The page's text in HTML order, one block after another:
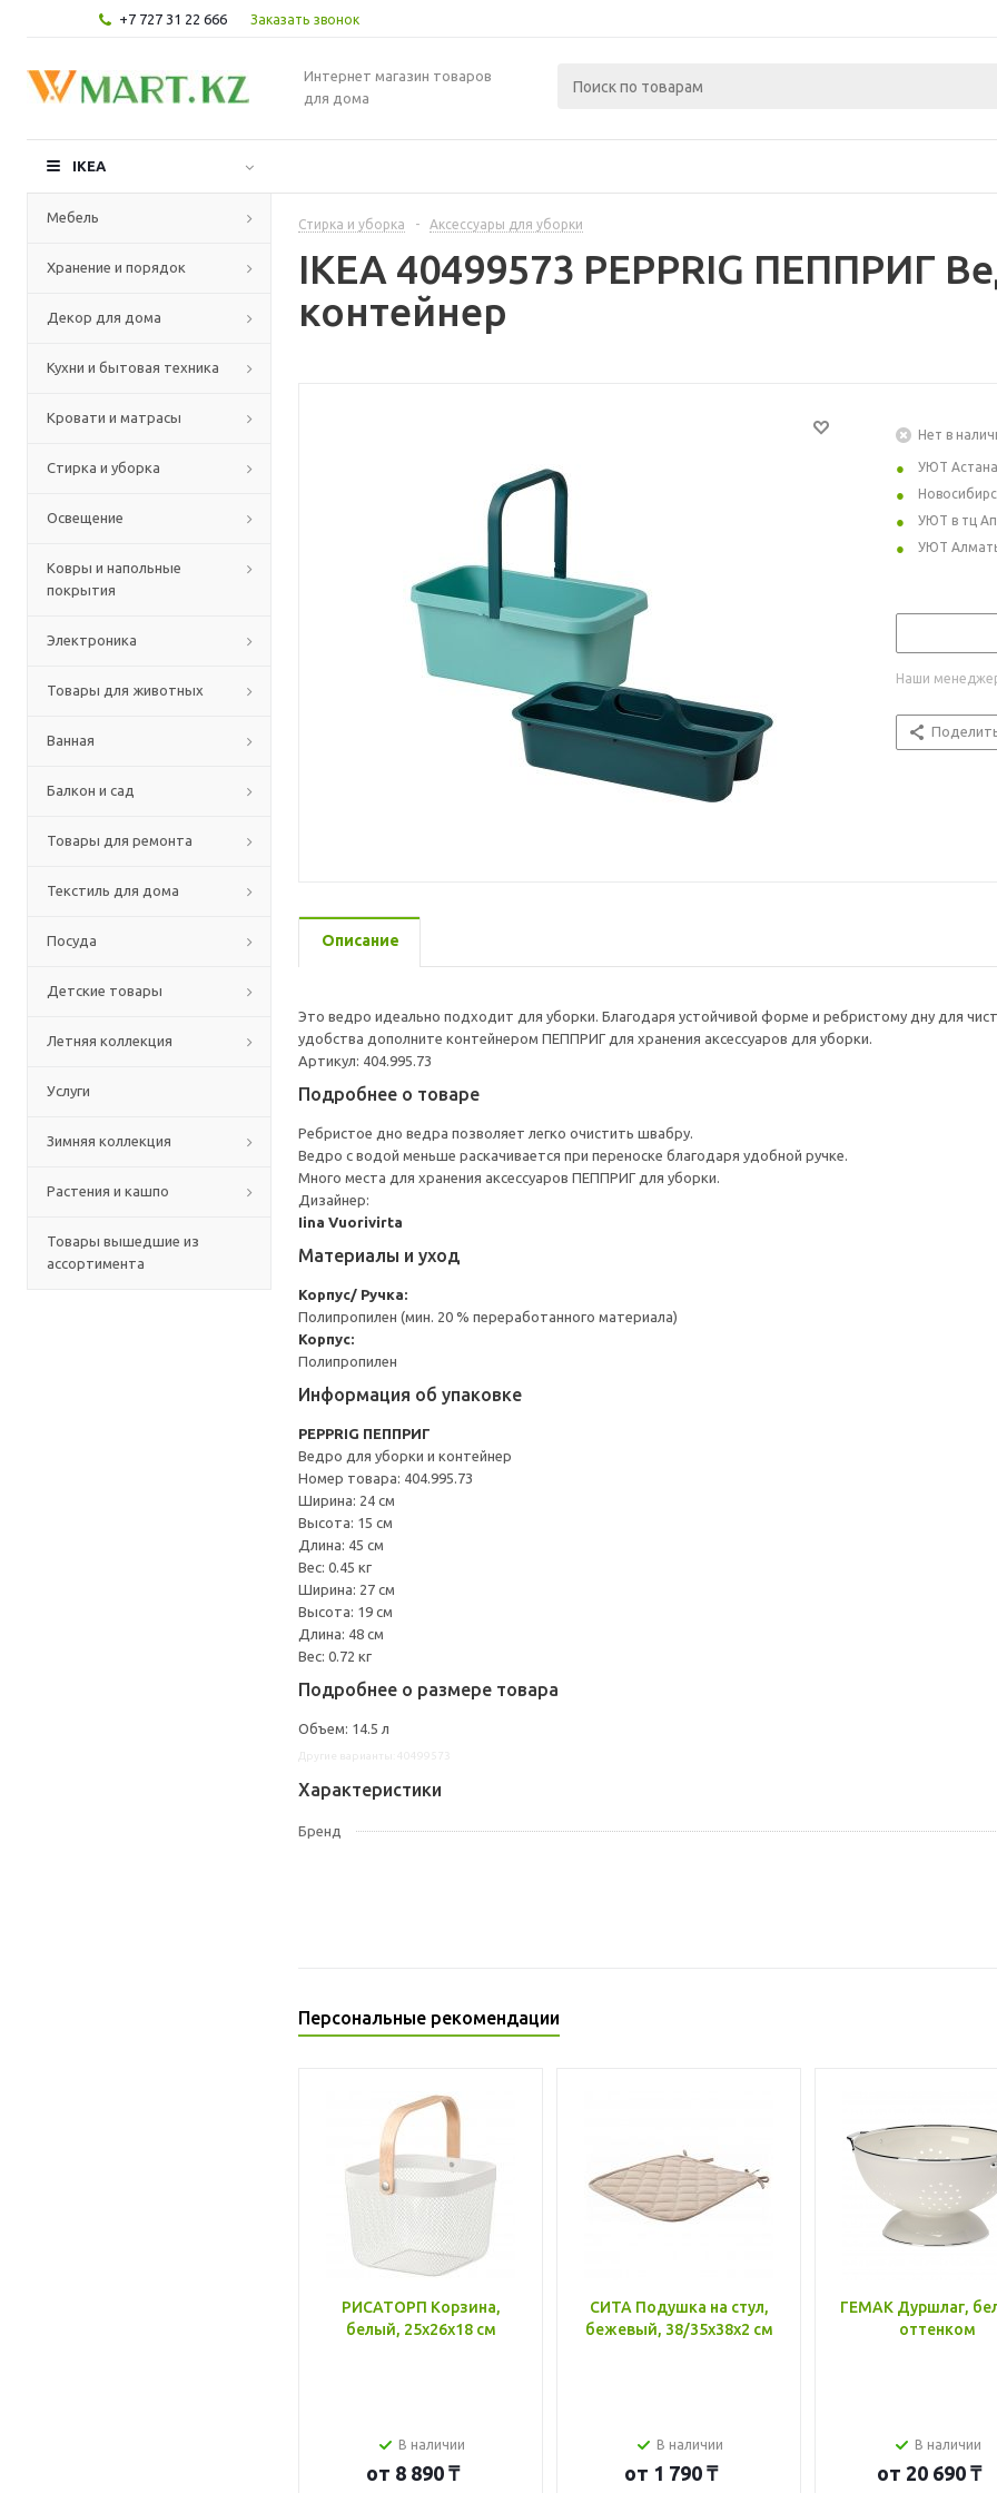
+7 727 31 22 666 Заказать звонок
Интернет магазин товаров
для дома
IKEA
Мебель
Хранение и порядок
Декор для дома
Кухни и бытовая техника
Кровати и матрасы
Стирка и уборка
Освещение
Ковры и напольные
покрытия
Электроника
Товары для животных
Ванная
Балкон и сад
Товары для ремонта
Текстиль для дома
Посуда
Детские товары
Летняя коллекция
Услуги
Зимняя коллекция
Растения и кашпо
Товары вышедшие из
ассортимента
Стирка и уборка - Аксессуары для уборки
IKEA 40499573 PEPPRIG ПЕППРИГ
контейнер
Нет в
УЮТ Астана
УЮТ в тц
УЮТ
Наши
Описание
Это ведро идеально подходит для уборки. Благодаря устойчивой форме и ребристому дну для
удобства дополните контейнером ПЕППРИГ для хранения аксессуаров для уборки.
Артикул: 404.995.73
Подробнее о товаре
Ребристое дно ведра позволяет легко очистить швабру.
Ведро с водой меньше раскачивается при переноске благодаря удобной ручке.
Много места для хранения аксессуаров ПЕППРИГ для уборки.
Дизайнер:
Iina Vuorivirta
Материалы и уход
Корпус/ Ручка:
Полипропилен (мин. 20 % переработанного материала)
Корпус:
Полипропилен
Информация об упаковке
PEPPRIG ПЕППРИГ
Ведро для уборки и контейнер
Номер товара: 404.995.73
Ширина: 24 см
Высота: 15 см
Длина: 45 см
Вес: 0.45 кг
Ширина: 27 см
Высота: 19 см
Длина: 48 см
Вес: 0.72 кг
Подробнее о размере товара
Объем: 14.5 л
Характеристики
Бренд
Персональные рекомендации
РИСАТОРП Корзина,
белый, 25x26x18 см
В наличии
от 8 890 ₸
СИТА Подушка на стул,
бежевый, 38/35x38x2 см
В наличии
от 1 790 ₸
ГЕМАК Дуршлаг,
оттенком
В наличии
от 20 690 ₸